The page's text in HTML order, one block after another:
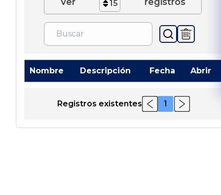
15
Nombre Descripción Fecha Abrir
Registros existentes 1